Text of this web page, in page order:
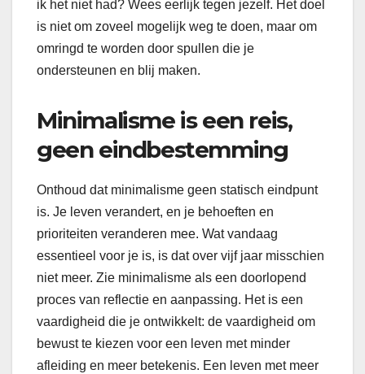
ik het niet had? Wees eerlijk tegen jezelf. Het doel
is niet om zoveel mogelijk weg te doen, maar om
omringd te worden door spullen die je
ondersteunen en blij maken.
Minimalisme is een reis,
geen eindbestemming
Onthoud dat minimalisme geen statisch eindpunt
is. Je leven verandert, en je behoeften en
prioriteiten veranderen mee. Wat vandaag
essentieel voor je is, is dat over vijf jaar misschien
niet meer. Zie minimalisme als een doorlopend
proces van reflectie en aanpassing. Het is een
vaardigheid die je ontwikkelt: de vaardigheid om
bewust te kiezen voor een leven met minder
afleiding en meer betekenis. Een leven met meer